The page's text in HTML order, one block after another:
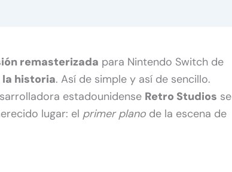
remasterizada para Nintendo Switch de
la historia. Así de simple y así de sencillo.
estadounidense Retro Studios se
lugar: el primer plano de la escena de